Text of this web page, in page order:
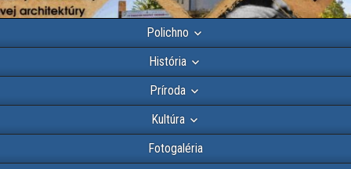
Polichno
História
Príroda
Kultúra
Fotogaléria